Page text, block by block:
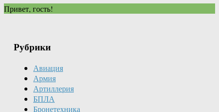
Привет, гость!
Рубрики
Авиация
Армия
Артиллерия
БПЛА
Бронетехника